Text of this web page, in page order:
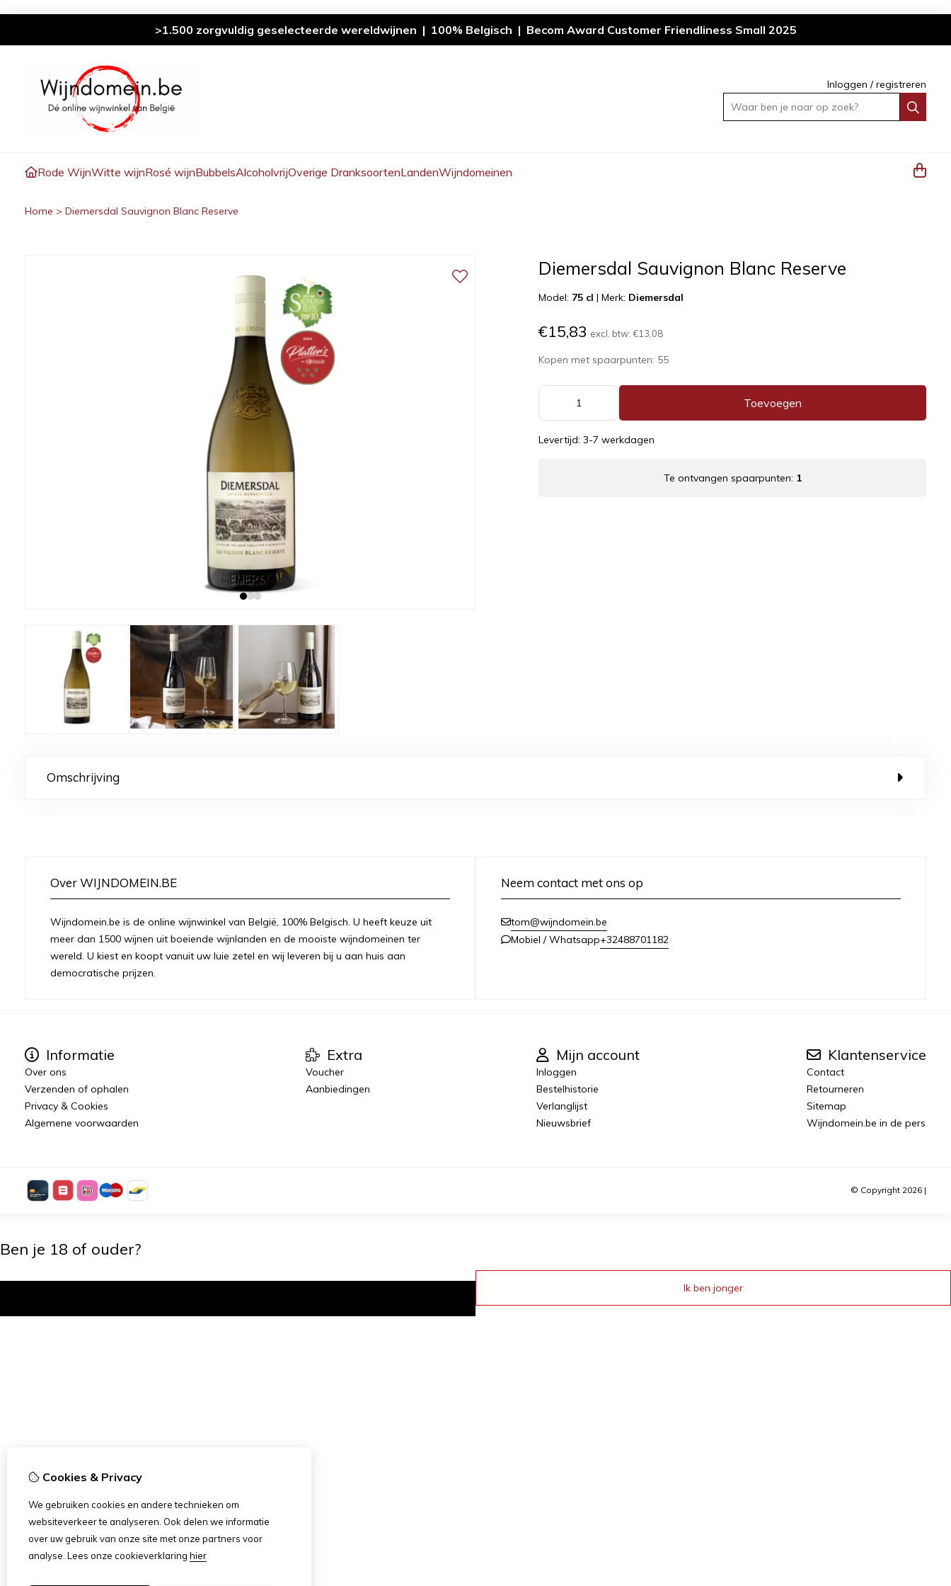
>1.500 zorgvuldig geselecteerde wereldwijnen | 100% Belgisch | Becom Award Customer Friendliness Small 2025
Inloggen /registreren
Waar ben je naar op zoek?
Rode WijnWitte wijnRosé wijnBubbelsAlcoholvrijOverige DranksoortenLandenWijndomeinen
Home > Diemersdal Sauvignon Blanc Reserve
Diemersdal Sauvignon Blanc Reserve
Model: 75 cl |Merk: Diemersdal
€15,83 excl. btw:€13,08
Kopen met spaarpunten: 55
Toevoegen
Levertijd: 3-7 werkdagen
Te ontvangen spaarpunten: 1
Omschrijving
Over WIJNDOMEIN.BE
Wijndomein.be is de online wijnwinkel van België, 100% Belgisch. U heeft keuze uit
meer dan 1500 wijnen uit boeiende wijnlanden en de mooiste wijndomeinen ter
wereld. U kiest en koopt vanuit uw luie zetel en wij leveren bij u aan huis aan
democratische prijzen.
Neem contact met ons op
tom@wijndomein.be
Mobiel / Whatsapp+32488701182
Informatie
Over ons
Verzenden of ophalen
Privacy & Cookies
Algemene voorwaarden
Extra
Voucher
Aanbiedingen
Mijn account
Inloggen
Bestelhistorie
Verlanglijst
Nieuwsbrief
Klantenservice
Contact
Retourneren
Sitemap
Wijndomein.be in de pers
© Copyright 2026 |
Cookies & Privacy
We gebruiken cookies en andere technieken om
websiteverkeer te analyseren. Ook delen we informatie
over uw gebruik van onze site met onze partners voor
analyse. Lees onze cookieverklaring hier
Ben je 18 of ouder?
Ik ben jonger